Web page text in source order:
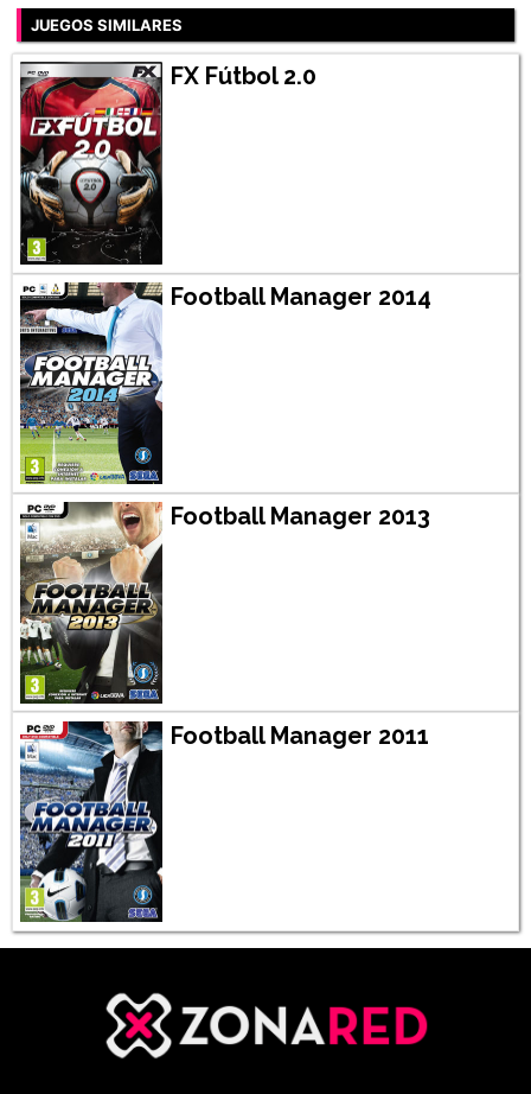
JUEGOS SIMILARES
FX Fútbol 2.0
Football Manager 2014
Football Manager 2013
Football Manager 2011